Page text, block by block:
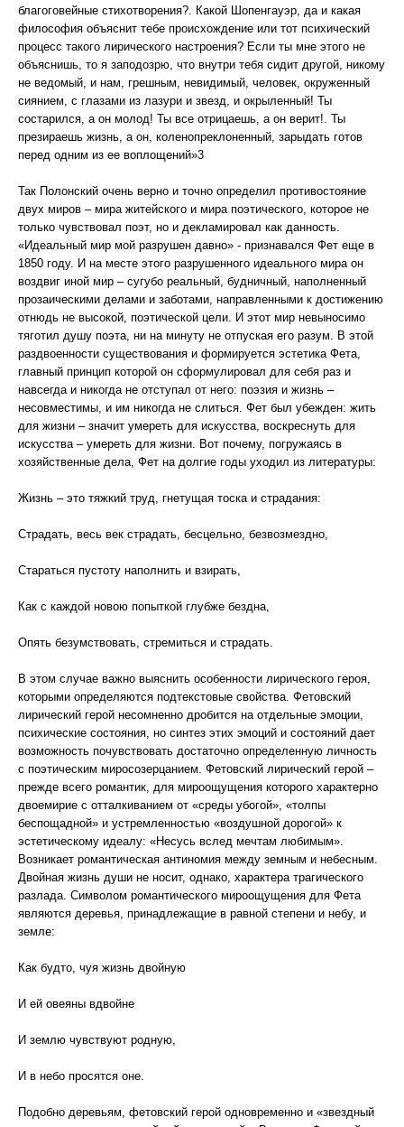
благоговейные стихотворения?. Какой Шопенгауэр, да и какая
философия объяснит тебе происхождение или тот психический
процесс такого лирического настроения? Если ты мне этого не
объяснишь, то я заподозрю, что внутри тебя сидит другой, никому
не ведомый, и нам, грешным, невидимый, человек, окруженный
сиянием, с глазами из лазури и звезд, и окрыленный! Ты
состарился, а он молод! Ты все отрицаешь, а он верит!. Ты
презираешь жизнь, а он, коленопреклоненный, зарыдать готов
перед одним из ее воплощений»3
Так Полонский очень верно и точно определил противостояние
двух миров – мира житейского и мира поэтического, которое не
только чувствовал поэт, но и декламировал как данность.
«Идеальный мир мой разрушен давно» - признавался Фет еще в
1850 году. И на месте этого разрушенного идеального мира он
воздвиг иной мир – сугубо реальный, будничный, наполненный
прозаическими делами и заботами, направленными к достижению
отнюдь не высокой, поэтической цели. И этот мир невыносимо
тяготил душу поэта, ни на минуту не отпуская его разум. В этой
раздвоенности существования и формируется эстетика Фета,
главный принцип которой он сформулировал для себя раз и
навсегда и никогда не отступал от него: поэзия и жизнь –
несовместимы, и им никогда не слиться. Фет был убежден: жить
для жизни – значит умереть для искусства, воскреснуть для
искусства – умереть для жизни. Вот почему, погружаясь в
хозяйственные дела, Фет на долгие годы уходил из литературы:
Жизнь – это тяжкий труд, гнетущая тоска и страдания:
Страдать, весь век страдать, бесцельно, безвозмездно,
Стараться пустоту наполнить и взирать,
Как с каждой новою попыткой глубже бездна,
Опять безумствовать, стремиться и страдать.
В этом случае важно выяснить особенности лирического героя,
которыми определяются подтекстовые свойства. Фетовский
лирический герой несомненно дробится на отдельные эмоции,
психические состояния, но синтез этих эмоций и состояний дает
возможность почувствовать достаточно определенную личность
с поэтическим миросозерцанием. Фетовский лирический герой –
прежде всего романтик, для мироощущения которого характерно
двоемирие с отталкиванием от «среды убогой», «толпы
беспощадной» и устремленностью «воздушной дорогой» к
эстетическому идеалу: «Несусь вслед мечтам любимым».
Возникает романтическая антиномия между земным и небесным.
Двойная жизнь души не носит, однако, характера трагического
разлада. Символом романтического мироощущения для Фета
являются деревья, принадлежащие в равной степени и небу, и
земле:
Как будто, чуя жизнь двойную
И ей овеяны вдвойне
И землю чувствуют родную,
И в небо просятся оне.
Подобно деревьям, фетовский герой одновременно и «звездный